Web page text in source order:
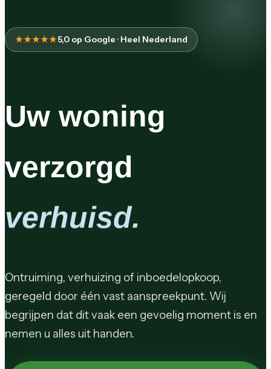
★★★★★5,0 op Google · Heel Nederland
Uw woning
verzorgd
verkoopklaar.
Ontruiming, verhuizing of inboedelopkoop,
geregeld door één vast aanspreekpunt. Wij
begrijpen dat dit vaak een gevoelig moment is en
nemen u alles uit handen.